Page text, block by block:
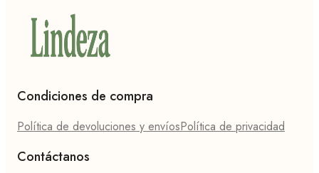
Condiciones de compra
Política de devoluciones y envíosPolítica de privacidad
Contáctanos